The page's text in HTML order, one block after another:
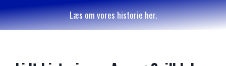
Læs om vores historie her.